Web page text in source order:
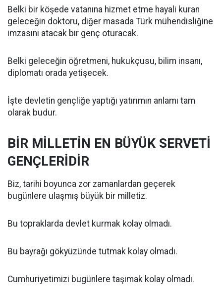
Belki bir köşede vatanına hizmet etme hayali kuran
geleceğin doktoru, diğer masada Türk mühendisliğine
imzasını atacak bir genç oturacak.
Belki geleceğin öğretmeni, hukukçusu, bilim insanı,
diplomatı orada yetişecek.
İşte devletin gençliğe yaptığı yatırımın anlamı tam
olarak budur.
BİR MİLLETİN EN BÜYÜK SERVETİ
GENÇLERİDİR
Biz, tarihi boyunca zor zamanlardan geçerek
bugünlere ulaşmış büyük bir milletiz.
Bu topraklarda devlet kurmak kolay olmadı.
Bu bayrağı gökyüzünde tutmak kolay olmadı.
Cumhuriyetimizi bugünlere taşımak kolay olmadı.